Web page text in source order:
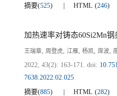
摘要(525) HTML (246)
加热速率对铸态60Si2Mn
王瑞章, 周登虎, 江雁, 杨凯, 席波,
2022, 43(2): 163-171. doi:
7638.2022.02.025
摘要(885) HTML (282)